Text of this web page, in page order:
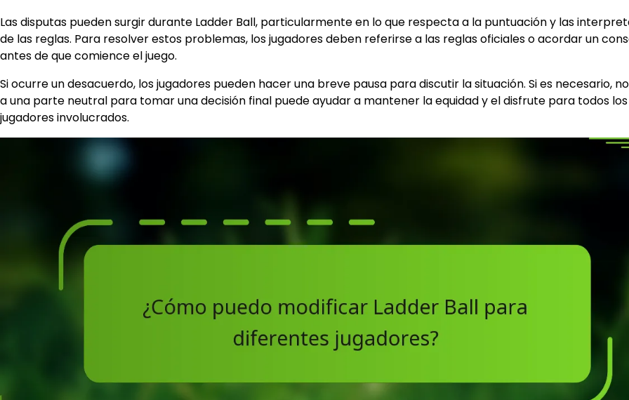
Las disputas pueden surgir durante Ladder Ball, particularmente en lo que respecta a la puntuación y las
de las reglas. Para resolver estos problemas, los jugadores deben referirse a las reglas oficiales o acordar un
antes de que comience el juego.
Si ocurre un desacuerdo, los jugadores pueden hacer una breve pausa para discutir la situación. Si es necesario,
a una parte neutral para tomar una decisión final puede ayudar a mantener la equidad y el disfrute para todos los
jugadores involucrados.